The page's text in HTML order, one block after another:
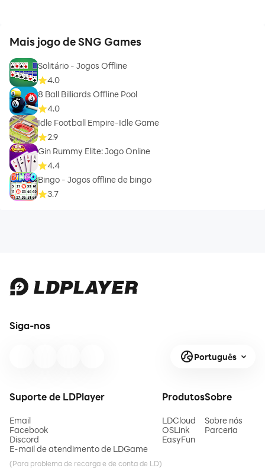
Mais jogo de SNG Games
Solitário - Jogos Offline
4.0
8 Ball Billiards Offline Pool
4.0
Idle Football Empire-Idle Game
2.9
Gin Rummy Elite: Jogo Online
4.4
Bingo - Jogos offline de bingo
3.7
Siga-nos
Português
Suporte de LDPlayer
Email
Facebook
Discord
E-mail de atendimento de LDGame
(Para problema de recarga e de conta de LD)
Produtos
LDCloud
OSLink
EasyFun
Sobre
Sobre nós
Parceria